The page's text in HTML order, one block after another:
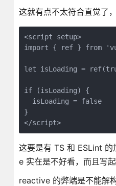
这就有点不太符合直觉了
<script setup>
import { ref } from
let isLoading =
if (isLoading) {
  isLoading = false
}
</script>
这要是有 TS 和 ESLint 的
e 实在是不好看，而且写起
reactive 的弊端是不能解